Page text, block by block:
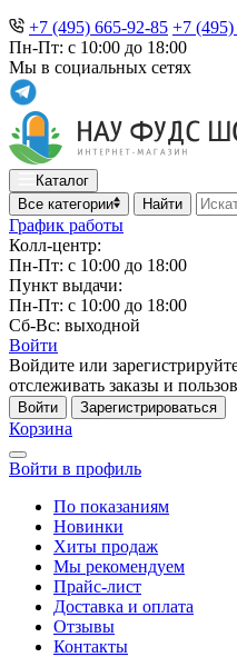
+7 (495) 665-92-85 +7
Пн-Пт: с 10:00 до 18:00
Мы в социальных сетях
Каталог
Все категории
Найти
График работы
Колл-центр:
Пн-Пт: с 10:00 до 18:00
Пункт выдачи:
Пн-Пт: с 10:00 до 18:00
Сб-Вс: выходной
Войти
Войдите или
отслеживать заказы и
Войти Зарегистрироваться
Корзина
Войти в профиль
По показаниям
Новинки
Хиты продаж
Мы рекомендуем
Прайс-лист
Доставка и оплата
Отзывы
Контакты